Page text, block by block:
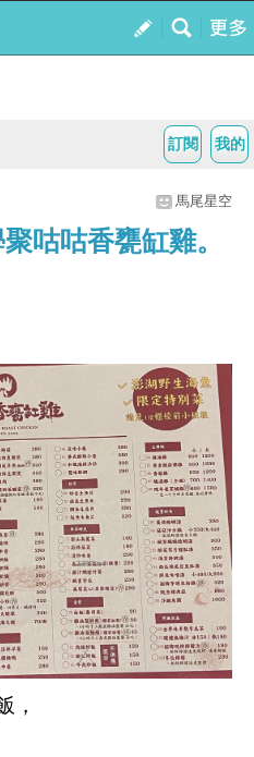
我的
訂閱
馬尾星空
咕咕香甕缸雞。
，